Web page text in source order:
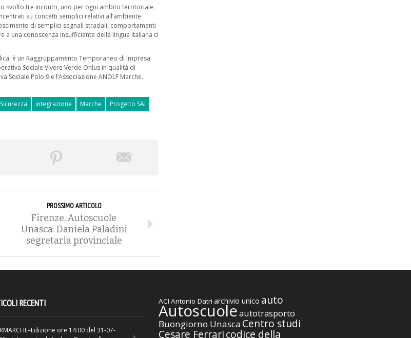
svolto tre incontri, uno per ogni ambito territoriale,
su concetti semplici relativi all’ambiente
di semplici segnali stradali, comportamenti
una conoscenza insufficiente della lingua italiana ci
è un Raggruppamento Temporaneo di Impresa
Sociale Vivere Verde Onlus in qualità di
Sociale Polo 9 e l’Associazione ANOLF Marche.
integrazione Marche Progetto SAI
PROSSIMO ARTICOLO
Firenze, Autoscuole
Unasca: Daniela Paladini
segretaria provinciale
RECENTI
ore 14:00 del 31-07-
ACI Antonio Datri archivio unico auto
Autoscuoleautotrasporto
Buongiorno Unasca Centro studi
Cesare Ferraricodice della